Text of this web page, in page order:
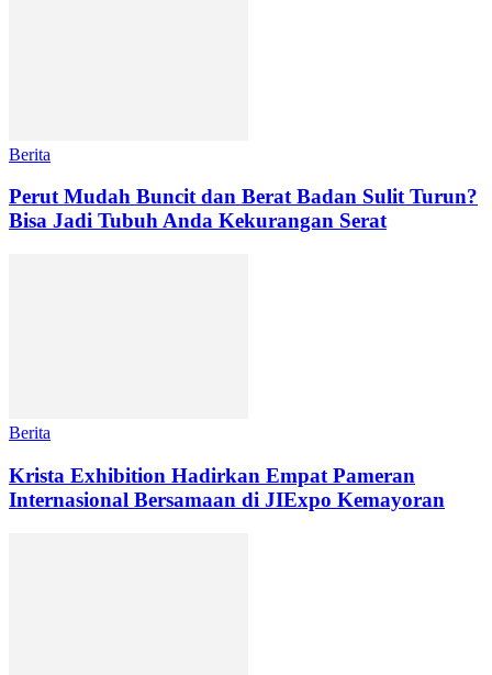
Berita
Perut Mudah Buncit dan Berat Badan Sulit Turun?
Bisa Jadi Tubuh Anda Kekurangan Serat
Berita
Krista Exhibition Hadirkan Empat Pameran
Internasional Bersamaan di JIExpo Kemayoran